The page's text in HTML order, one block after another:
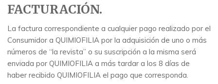
FACTURACIÓN.
La factura correspondiente a cualquier pago realizado por el
Consumidor a QUIMIOFILIA por la adquisición de uno o más
números de “la revista” o su suscripción a la misma será
enviada por QUIMIOFILIA a más tardar a los 8 días de
haber recibido QUIMIOFILIA el pago que corresponda.